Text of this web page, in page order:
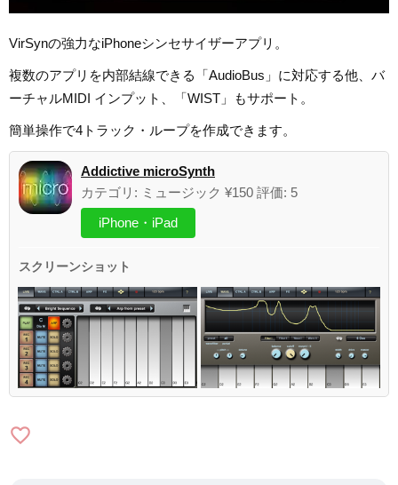
VirSynの強力なiPhoneシンセサイザーアプリ。
複数のアプリを内部結線できる「AudioBus」に対応する他、バ
ーチャルMIDI インプット、「WIST」もサポート。
簡単操作で4トラック・ループを作成できます。
Addictive microSynth
カテゴリ: ミュージック ¥150 評価: 5
iPhone・iPad
スクリーンショット
favorite_border